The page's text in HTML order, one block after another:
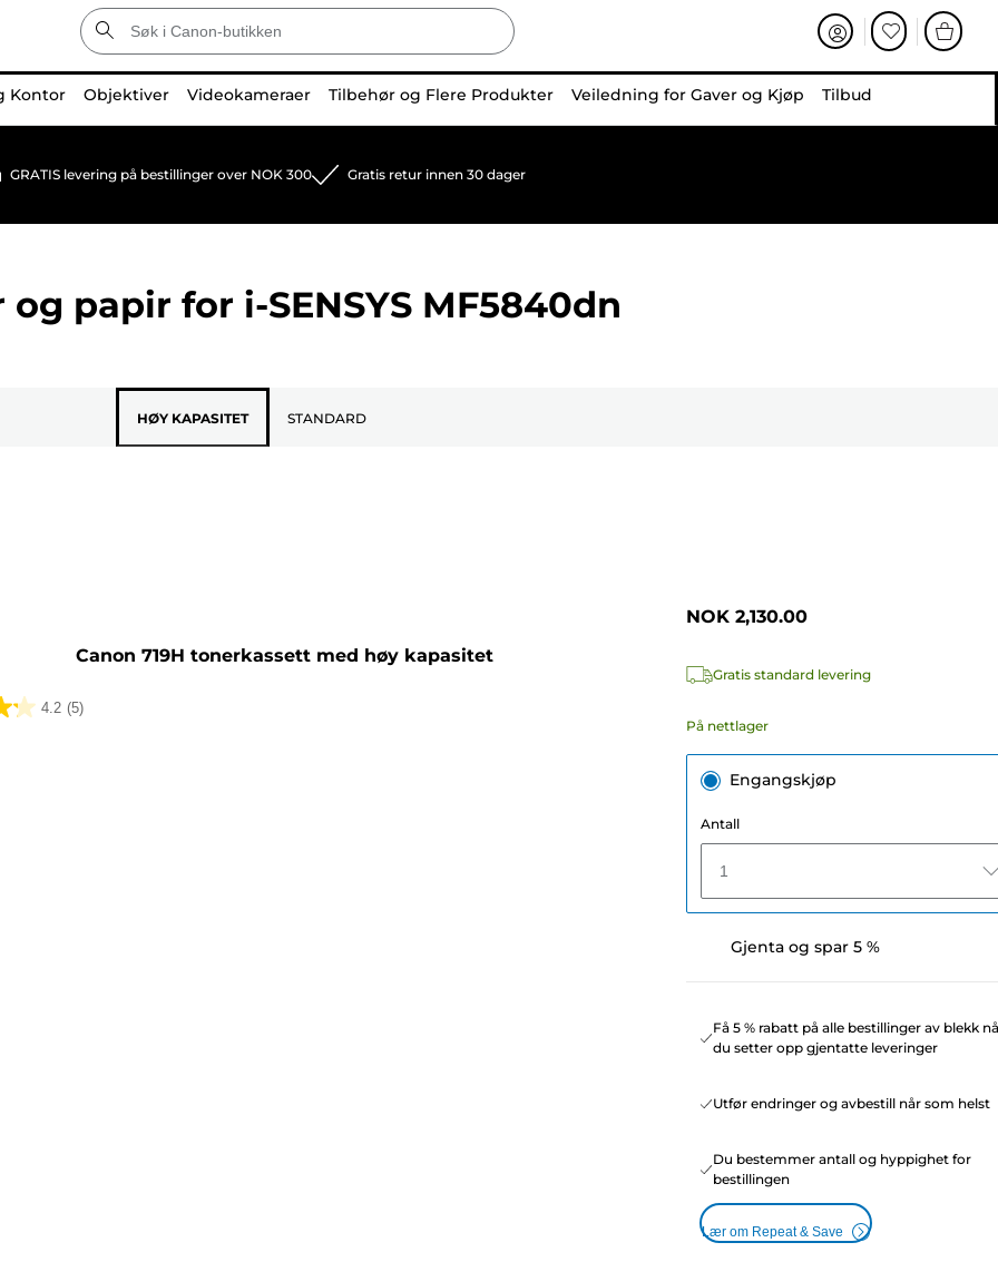
Kontor Objektiver Videokameraer Tilbehør og Flere Produkter Veiledning for Gaver og Kjøp Tilbud
GRATIS levering på bestillinger over NOK 300 Gratis retur innen 30 dager
og papir for i-SENSYS MF5840dn
HØY KAPASITET STANDARD
Canon 719H tonerkassett med høy kapasitet
4.2 (5)
NOK 2,130.00
Gratis standard levering
På nettlager
Engangskjøp
Antall
1
Gjenta og spar 5 %
Få 5 % rabatt på alle bestillinger av blekk
du setter opp gjentatte leveringer
Utfør endringer og avbestill når som helst
Du bestemmer antall og hyppighet for
bestillingen
Lær om Repeat & Save